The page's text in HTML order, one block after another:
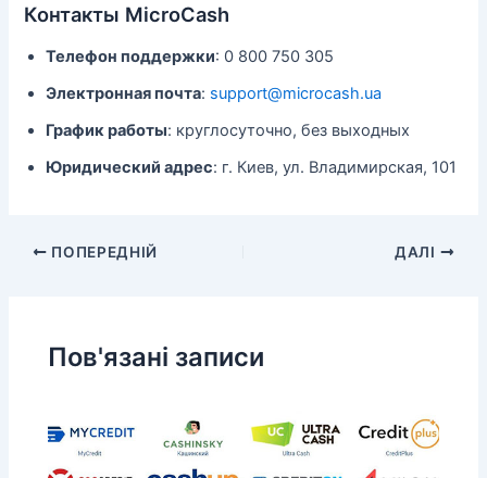
Контакты MicroCash
Телефон поддержки: 0 800 750 305
Электронная почта: support@microcash.ua
График работы: круглосуточно, без выходных
Юридический адрес: г. Киев, ул. Владимирская, 101
ПОПЕРЕДНІЙ ДАЛІ
Пов'язані записи